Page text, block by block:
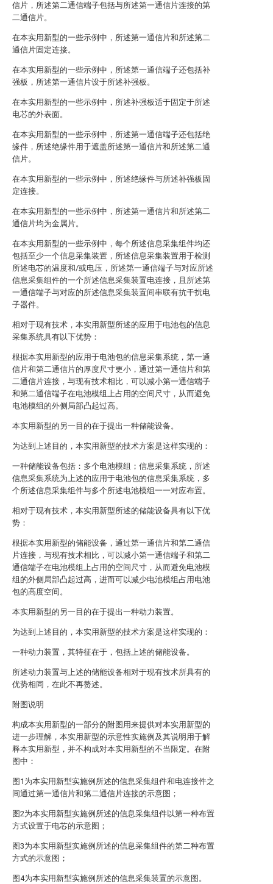
信片，所述第二通信端子包括与所述第一通信片连接的第
二通信片。
在本实用新型的一些示例中，所述第一通信片和所述第二
通信片固定连接。
在本实用新型的一些示例中，所述第一通信端子还包括补
强板，所述第一通信片设于所述补强板。
在本实用新型的一些示例中，所述补强板适于固定于所述
电芯的外表面。
在本实用新型的一些示例中，所述第一通信端子还包括绝
缘件，所述绝缘件用于遮盖所述第一通信片和所述第二通
信片。
在本实用新型的一些示例中，所述绝缘件与所述补强板固
定连接。
在本实用新型的一些示例中，所述第一通信片和所述第二
通信片均为金属片。
在本实用新型的一些示例中，每个所述信息采集组件均还
包括至少一个信息采集装置，所述信息采集装置用于检测
所述电芯的温度和/或电压，所述第一通信端子与对应所述
信息采集组件的一个所述信息采集装置电连接，且所述第
一通信端子与对应的所述信息采集装置间串联有抗干扰电
子器件。
相对于现有技术，本实用新型所述的应用于电池包的信息
采集系统具有以下优势：
根据本实用新型的应用于电池包的信息采集系统，第一通
信片和第二通信片的厚度尺寸更小，通过第一通信片和第
二通信片连接，与现有技术相比，可以减小第一通信端子
和第二通信端子在电池模组上占用的空间尺寸，从而避免
电池模组的外侧局部凸起过高。
本实用新型的另一目的在于提出一种储能设备。
为达到上述目的，本实用新型的技术方案是这样实现的：
一种储能设备包括：多个电池模组；信息采集系统，所述
信息采集系统为上述的应用于电池包的信息采集系统，多
个所述信息采集组件与多个所述电池模组一一对应布置。
相对于现有技术，本实用新型所述的储能设备具有以下优
势：
根据本实用新型的储能设备，通过第一通信片和第二通信
片连接，与现有技术相比，可以减小第一通信端子和第二
通信端子在电池模组上占用的空间尺寸，从而避免电池模
组的外侧局部凸起过高，进而可以减少电池模组占用电池
包的高度空间。
本实用新型的另一目的在于提出一种动力装置。
为达到上述目的，本实用新型的技术方案是这样实现的：
一种动力装置，其特征在于，包括上述的储能设备。
所述动力装置与上述的储能设备相对于现有技术所具有的
优势相同，在此不再赘述。
附图说明
构成本实用新型的一部分的附图用来提供对本实用新型的
进一步理解，本实用新型的示意性实施例及其说明用于解
释本实用新型，并不构成对本实用新型的不当限定。在附
图中：
图1为本实用新型实施例所述的信息采集组件和电连接件之
间通过第一通信片和第二通信片连接的示意图；
图2为本实用新型实施例所述的信息采集组件以第一种布置
方式设置于电芯的示意图；
图3为本实用新型实施例所述的信息采集组件的第二种布置
方式的示意图；
图4为本实用新型实施例所述的信息采集装置的示意图。